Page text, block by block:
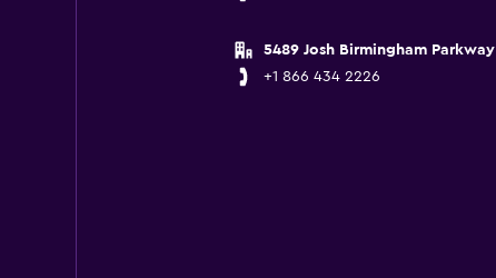
5489 Josh Birmingham Parkway
+1 866 434 2226